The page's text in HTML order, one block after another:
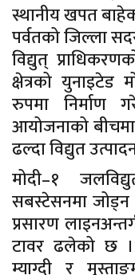
स्थानीय खपत
पर्वतको जिल्ला
विद्युत्
क्षेत्रको युनाइटेड
रुपमा निर्माण
आयोजनाको बीचमा
ढल्दा विद्युत
मोदी–१
सबस्टेसनमा जोड्न
प्रसारण
टावर ढलेको छ ।
म्याग्दी र